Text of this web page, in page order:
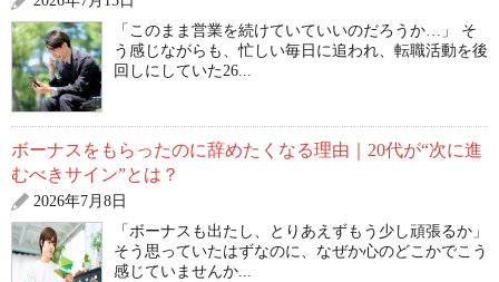
「このまま営業を続けていていいのだろうか…」 そ
う感じながらも、忙しい毎日に追われ、転職活動を後
回しにしていた26...
ボーナスをもらったのに辞めたくなる理由｜20代が“次に進
むべきサイン”とは？
2026年7月8日
「ボーナスも出たし、とりあえずもう少し頑張るか」
そう思っていたはずなのに、なぜか心のどこかでこう
感じていませんか...